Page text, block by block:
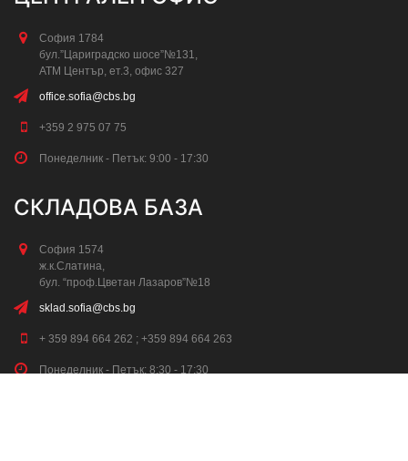
София 1784
бул.”Цариградско шосе”№131,
АТМ Център, ет.3, офис 327
office.sofia@cbs.bg
+359 2 975 07 75
Понеделник - Петък: 9:00 - 17:30
СКЛАДОВА БАЗА
София 1574
ж.к.Слатина,
бул. “проф.Цветан Лазаров”№18
sklad.sofia@cbs.bg
+ 359 894 664 262 ; +359 894 664 263
Понеделник - Петък: 8:30 - 17:30